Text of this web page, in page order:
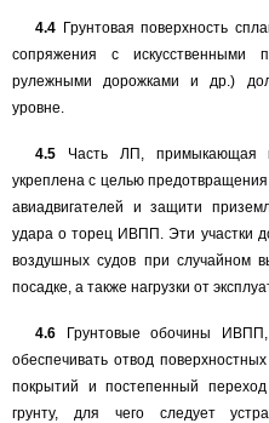
4.4 Грунтовая поверхность
сопряжения с искусственными
рулежными дорожками и др.)
уровне.
4.5
Часть ЛП,
укреплена с целью
авиадвигателей и защити
удара о торец ИВПП. Эти участки
воздушных судов при случайном
посадке, а также нагрузки от
4.6
Грунтовые обочины
обеспечивать отвод
покрытий и постепенный
грунту, для чего следует